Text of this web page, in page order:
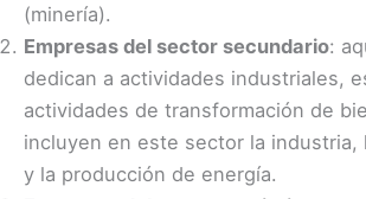
(minería).
Empresas del sector secundario:
dedican a actividades industriales,
actividades de transformación de
incluyen en este sector la industria,
y la producción de energía.